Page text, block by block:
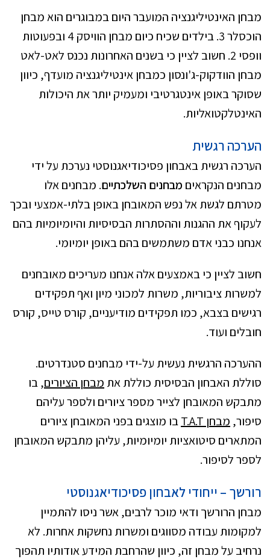
מבחן האינטיליגנציה המועבר היום במבוגרים הוא מבחן
הוכסלר 3. בילדים שכיח כיום מבחן הוויסק 4 ובפעוטות
וופסי 2. חשוב לציין כי בשנים האחרונות נכנס לאט-לאט
מבחן הוודקוק-ג'ונסון כמבחן אינטיליגנציה מועדף, כיוון
שסוקר באופן אינטגרטיבי ומעמיק יותר את היכולות
האינטלקטואליות.
הערכה רגשית
הערכה רגשית באבחון פסיכודיאגנוסטי נערכת על ידי
מבחנים הנקראים מבחנים השלכתיים. מבחנים אלו
מטרתם לגשת אל נפש המאובחן באופן בלתי-אמצעי ובכך
לעקוף את ההגנות וההסתרות הבסיסיות והיומיומיות בהם
אנחנו כבני אדם משתמשים בהם באופן יומיומי.
חשוב לציין כי באמצעים אלה אנחנו מעריכים מאובחנים
למשרות ציבוריות, משרות למכוני מיון ואף תפקידים
רגישים בצבא, כמו תפקידים מודיעניים, קורס טייס, קורס
חובלים ועוד.
ההערכה הרגשית נעשית על-ידי מבחנים סטנדרטים.
סוללת האבחון הבסיסית כוללת את מבחן הציורים, בו
מתבקש המאובחן לצייר מספר ציורים ולספר עליהם
סיפור, מבחן T.A.Tבו מוצגים בפני המאובחן ציורים
המתארים סיטואציות יומיומיות, עליהן מתבקש המאובחן
לספר לסיפור.
רורשך – ייחודי לאבחון פסיכודיאגנוסטי
מבחן הרורשך ודאי מוכר לרבים, אשר ניסו להתמיין
למקומות עבודה מסווגים ומשרות נחשקות אחרות. לא
נרחיב על מבחן זה, כיוון שהרחבת המידע אודותיו תהפוך